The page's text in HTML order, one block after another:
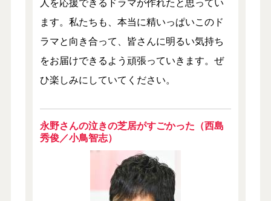
ます。私たちも、本当に精いっぱいこのド
ラマと向き合って、皆さんに明るい気持ち
をお届けできるよう頑張っていきます。ぜ
ひ楽しみにしていてください。
永野さんの泣きの芝居がすごかった（西島
秀俊／小鳥智志）